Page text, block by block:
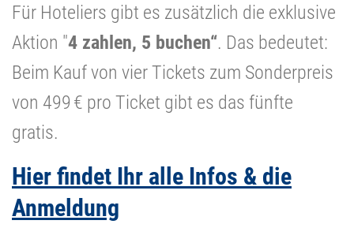
Für Hoteliers gibt es zusätzlich die exklusive
Aktion "4 zahlen, 5 buchen“. Das bedeutet:
Beim Kauf von vier Tickets zum Sonderpreis
von 499 € pro Ticket gibt es das fünfte
gratis.
Hier findet Ihr alle Infos & die
Anmeldung